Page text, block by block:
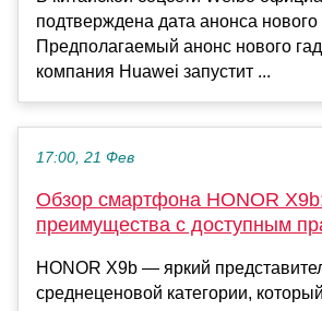
подтверждена дата анонса нового
Предполагаемый анонс нового
компания Huawei запустит ...
17:00, 21 Фев
Обзор смартфона HONOR
преимущества с доступным
HONOR X9b — яркий
среднеценовой категории,